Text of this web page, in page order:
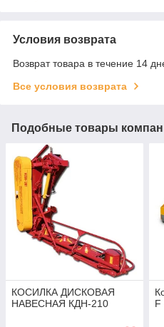
Условия возврата
Возврат товара в течение 14
Все условия возврата
Подобные товары
КОСИЛКА ДИСКОВАЯ
НАВЕСНАЯ КДН-210
F